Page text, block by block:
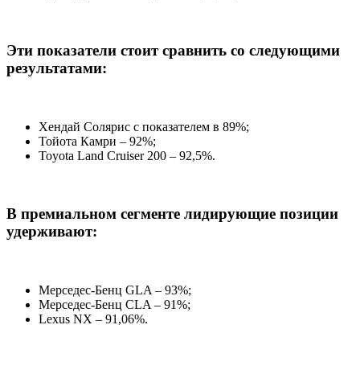
Эти показатели стоит сравнить со следующими
результатами:
Хендай Солярис с показателем в 89%;
Тойота Камри – 92%;
Toyota Land Cruiser 200 – 92,5%.
В премиальном сегменте лидирующие позиции
удерживают:
Мерседес-Бенц GLA – 93%;
Мерседес-Бенц СLA – 91%;
Lexus NX – 91,06%.